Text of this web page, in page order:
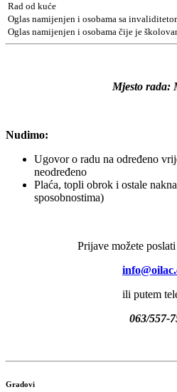
Rad od kuće
Oglas namijenjen i osobama sa
Oglas namijenjen i osobama čije je
Mjesto rada:
Nudimo:
Ugovor o radu na određeno
neodređeno
Plaća, topli obrok i ostale
sposobnostima)
Prijave možete
ili putem
063/557-
Gradovi